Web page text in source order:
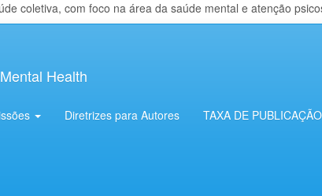
coletiva, com foco na área da saúde mental e atenção
Health
Diretrizes para Autores TAXA DE PUBLICAÇÃO